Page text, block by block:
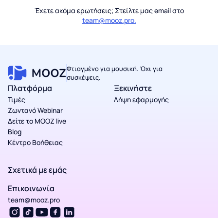
Έχετε ακόμα ερωτήσεις; Στείλτε μας email στο
team@mooz.pro.
Φτιαγμένο για μουσική. Όχι για
συσκέψεις.
Πλατφόρμα
Τιμές
Ζωντανό Webinar
Δείτε το MOOZ live
Blog
Κέντρο Βοήθειας
Ξεκινήστε
Λήψη εφαρμογής
Σχετικά με εμάς
Επικοινωνία
team@mooz.pro